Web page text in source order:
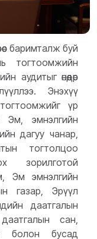
баримталж буй
тогтоомжийн
аудитыг өнөөдөр
Энэхүү
үр
Эм, эмнэлгийн
дагуу чанар,
тогтолцоо
зорилготой
Эм эмнэлгийн
газар, Эрүүл
даатгалын
сан,
болон бусад